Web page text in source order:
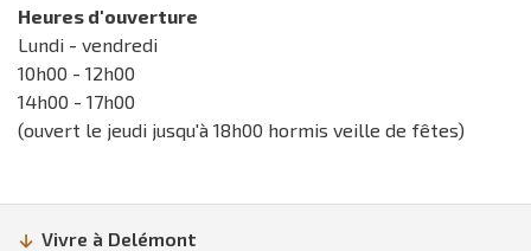
Heures d'ouverture
Lundi - vendredi
10h00 - 12h00
14h00 - 17h00
(ouvert le jeudi jusqu'à 18h00 hormis veille de fêtes)
Vivre à Delémont